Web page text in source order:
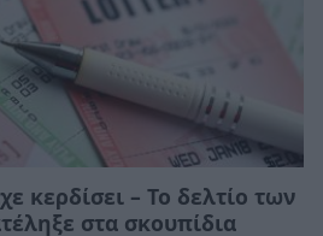
κερδίσει – Το δελτίο των
στα σκουπίδια